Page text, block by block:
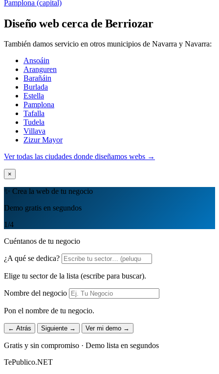
Pamplona (capital)
Diseño web cerca de Berriozar
También damos servicio en otros municipios de Navarra y Navarra:
Ansoáin
Aranguren
Barañáin
Burlada
Estella
Pamplona
Tafalla
Tudela
Villava
Zizur Mayor
Ver todas las ciudades donde diseñamos webs →
×
✨ Crea la web de tu negocio
Demo gratis en segundos
1/4
Cuéntanos de tu negocio
¿A qué se dedica?
Elige tu sector de la lista (escribe para buscar).
Nombre del negocio
Pon el nombre de tu negocio.
← Atrás Siguiente → Ver mi demo →
Gratis y sin compromiso · Demo lista en segundos
TePublico.NET